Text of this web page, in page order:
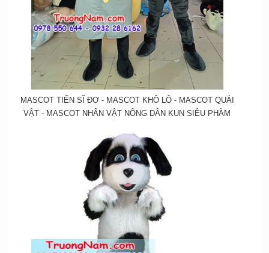
MASCOT TIẾN SĨ ĐƠ - MASCOT KHÔ LÔ - MASCOT QUÁI
VẬT - MASCOT NHÂN VẬT NÔNG DÂN KUN SIÊU PHÀM